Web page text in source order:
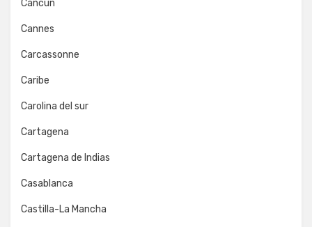
Cancún
Cannes
Carcassonne
Caribe
Carolina del sur
Cartagena
Cartagena de Indias
Casablanca
Castilla-La Mancha